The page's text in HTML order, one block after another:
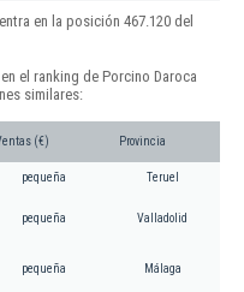
en la posición 467.120 del
el ranking de Porcino Daroca
similares:
(€) Provincia
pequeña Teruel
pequeña Valladolid
pequeña Málaga